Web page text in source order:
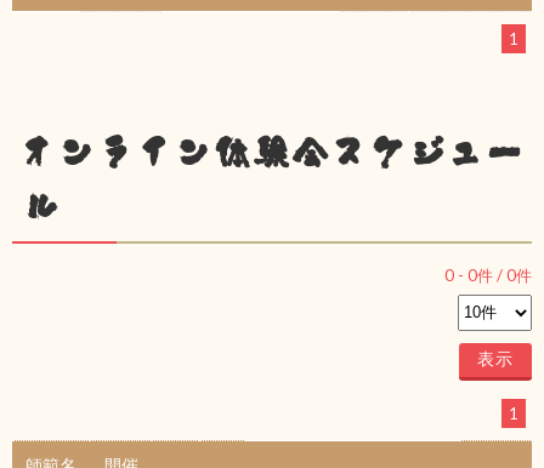
1
オンライン体験会スケジュー
ル
0 - 0件 /0件
1